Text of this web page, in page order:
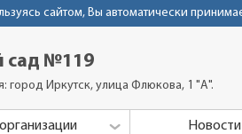
сайтом, Вы автоматически
сад №119
город Иркутск, улица Флюкова, 1 "А".
Новости